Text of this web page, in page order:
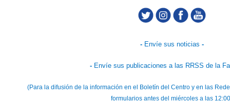
- Envíe sus noticias -
- Envíe sus publicaciones a las RRSS de la
(Para la difusión de la información en el Boletín del Centro y en las
formularios antes del miércoles a las